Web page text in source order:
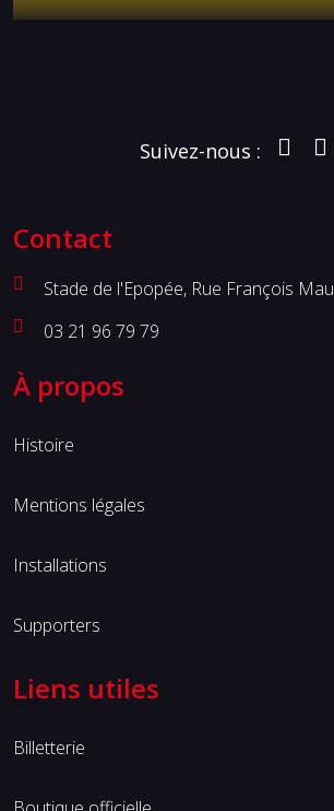
Suivez-nous :
Contact
Stade de l'Epopée, Rue François
03 21 96 79 79
À propos
Histoire
Mentions légales
Installations
Supporters
Liens utiles
Billetterie